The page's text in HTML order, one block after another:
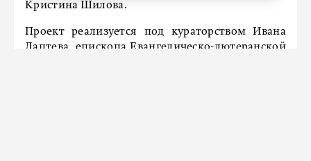
Кристина Шилова.
Проект реализуется под кураторством Ивана
Лаптева, епископа Евангелическо-лютеранской